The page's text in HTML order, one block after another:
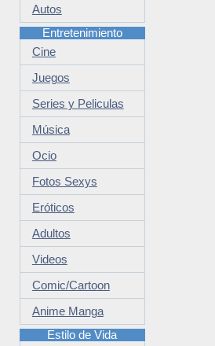
Autos
Entretenimiento
Cine
Juegos
Series y Peliculas
Música
Ocio
Fotos Sexys
Eróticos
Adultos
Videos
Comic/Cartoon
Anime Manga
Estilo de Vida